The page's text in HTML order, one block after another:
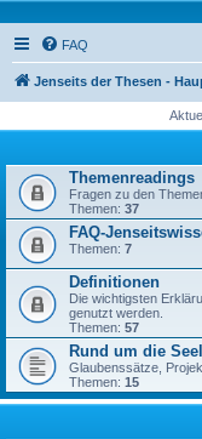
FAQ
Jenseits der Thesen -
Themenreadings
Fragen zu den
Themen: 37
FAQ-
Themen: 7
Definitionen
Die wichtigsten
genutzt werden.
Themen: 57
Rund um die
Glaubenssätze,
Themen: 15